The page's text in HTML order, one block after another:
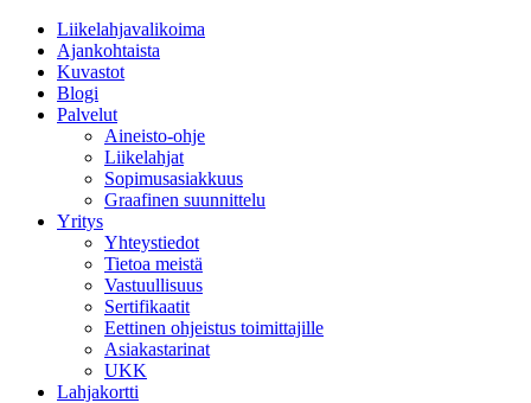
Liikelahjavalikoima
Ajankohtaista
Kuvastot
Blogi
Palvelut
Aineisto-ohje
Liikelahjat
Sopimusasiakkuus
Graafinen suunnittelu
Yritys
Yhteystiedot
Tietoa meistä
Vastuullisuus
Sertifikaatit
Eettinen ohjeistus toimittajille
Asiakastarinat
UKK
Lahjakortti